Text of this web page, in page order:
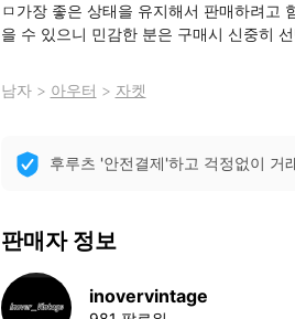
ㅁ가장 좋은 상태을 유지해서 판매하려고
을 수 있으니 민감한 분은 구매시 신중히
남자> 아우터 > 자켓
후루츠 '안전결제'하고 걱정없이 거
판매자 정보
inovervintage